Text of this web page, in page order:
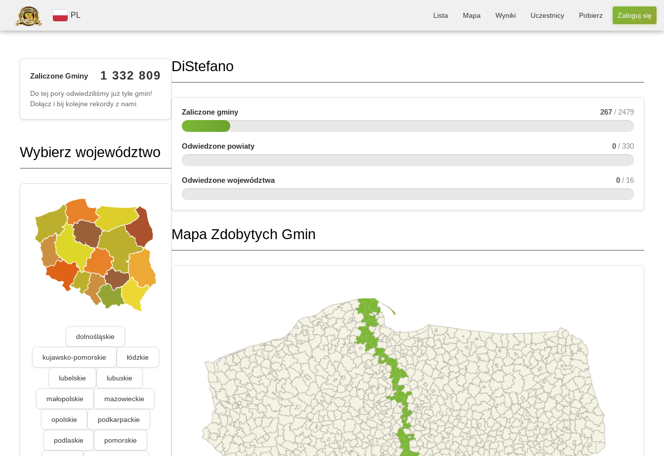
PL Lista Mapa Wyniki Uczestnicy Pobierz Zaloguj się
Zaliczone Gminy 1 332 809
Do tej pory odwiedziliśmy już tyle gmin!
Dołącz i bij kolejne rekordy z nami.
Wybierz województwo
dolnośląskie
kujawsko-pomorskie łódzkie
lubelskie lubuskie
małopolskie mazowieckie
opolskie podkarpackie
podlaskie pomorskie
DiStefano
Zaliczone gminy 267 / 2479
Odwiedzone powiaty 0 / 330
Odwiedzone województwa 0 / 16
Mapa Zdobytych Gmin